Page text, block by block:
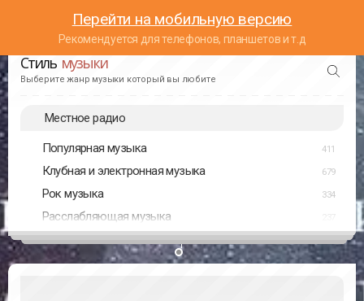
Перейти на мобильную версию
Рекомендуется для телефонов, планшетов и т.д
Стиль музыки
Выберите жанр музыки который вы любите
Местное радио
Популярная музыка 411
Клубная и электронная музыка 679
Рок музыка 334
Расслабляющая музыка